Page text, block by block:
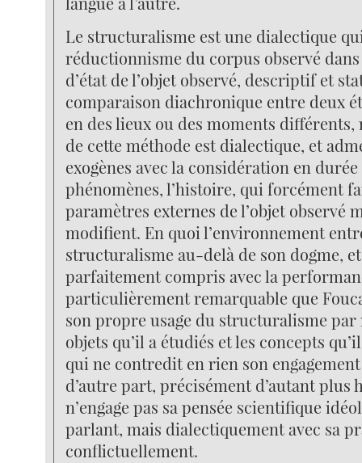
Le structuralisme est une dialectique
réductionnisme du corpus observé
d’état de l’objet observé, descriptif et
comparaison diachronique entre deux
en des lieux ou des moments différents,
de cette méthode est dialectique, et
exogènes avec la considération en durée
phénomènes, l’histoire, qui forcément
paramètres externes de l’objet observé
modifient. En quoi l’environnement
structuralisme au-delà de son dogme, et
parfaitement compris avec la
particulièrement remarquable que
son propre usage du structuralisme
objets qu’il a étudiés et les concepts
qui ne contredit en rien son
d’autre part, précisément d’autant plus
n’engage pas sa pensée scientifique
parlant, mais dialectiquement avec sa
conflictuellement.